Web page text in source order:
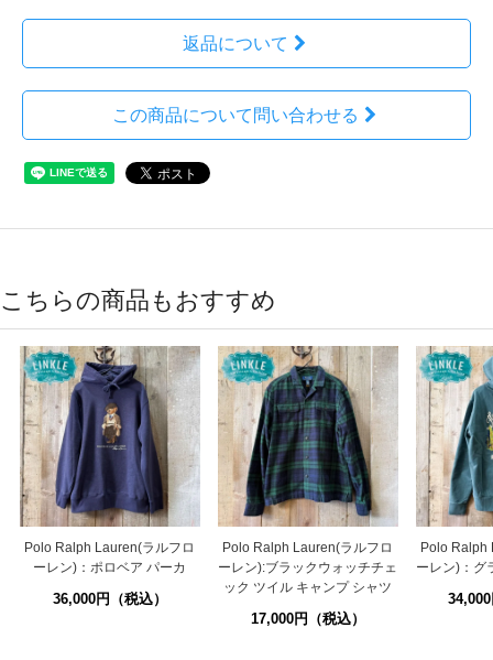
返品について
この商品について問い合わせる
こちらの商品もおすすめ
Polo Ralph Lauren(ラルフロ
ーレン)：ポロベア パーカ
36,000円（税込）
Polo Ralph Lauren(ラルフロ
ーレン):ブラックウォッチチェ
ック ツイル キャンプ シャツ
17,000円（税込）
Polo Ralph
ーレン)：グ